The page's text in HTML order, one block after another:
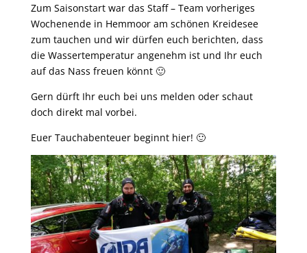
Zum Saisonstart war das Staff – Team vorheriges
Wochenende in Hemmoor am schönen Kreidesee
zum tauchen und wir dürfen euch berichten, dass
die Wassertemperatur angenehm ist und Ihr euch
auf das Nass freuen könnt 🙂
Gern dürft Ihr euch bei uns melden oder schaut
doch direkt mal vorbei.
Euer Tauchabenteuer beginnt hier! 🙂